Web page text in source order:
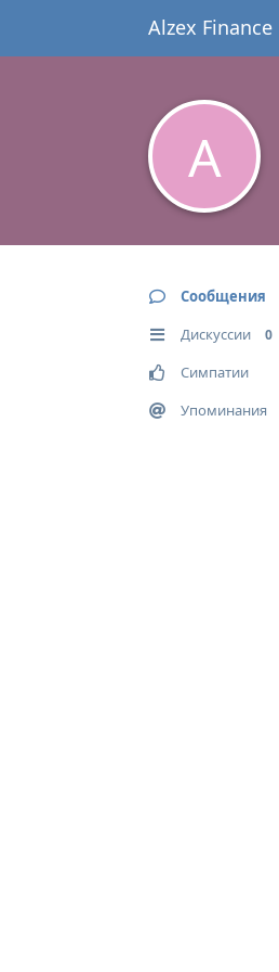
Alzex Finance
А
Сообщения
Дискуссии 0
Симпатии
Упоминания